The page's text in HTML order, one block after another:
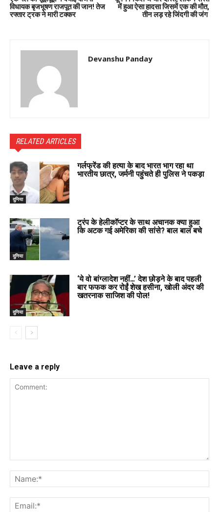
विधायक बृजभूषण राजपूत की जान! तेज
रफ्तार ट्रक ने मारी टक्कर
में हुआ ऐसा हादसा जिसमें एक की मौत,
तीन लड़ रहे जिंदगी की जंग
Devanshu Panday
RELATED ARTICLES
दुनिया
गर्लफ्रेंड की हत्या के बाद भारत भाग रहा था
भारतीय छात्र, जर्मनी पहुंचते ही पुलिस ने पकड़ा
दुनिया
ट्रंप के हेलीकॉप्टर के साथ अचानक क्या हुआ
कि अटक गई अमेरिका की सांसे? बाल बाल बचे
दुनिया
‘ये वो बांग्लादेश नहीं…’ देश छोड़ने के बाद पहली
बार फफक कर रोईं शेख हसीना, खोली अंदर की
खतरनाक साजिश की पोल!
Leave a reply